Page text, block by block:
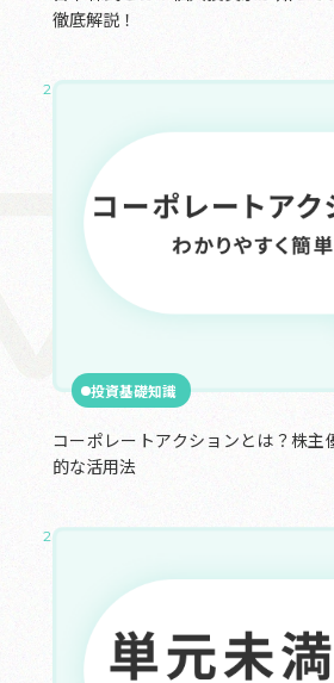
徹底解説！
2024.12.19
投資基礎知識
コーポレートアクションとは？株主
的な活用法
2024.11.10